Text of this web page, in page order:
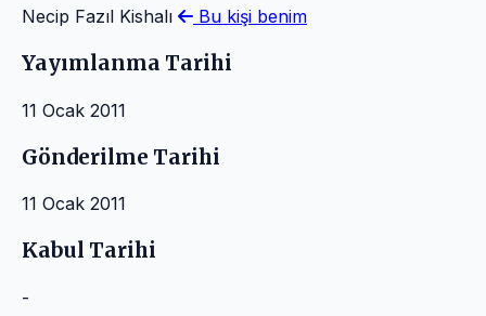
Necip Fazıl Kishalı Bu kişi benim
Yayımlanma Tarihi
11 Ocak 2011
Gönderilme Tarihi
11 Ocak 2011
Kabul Tarihi
-